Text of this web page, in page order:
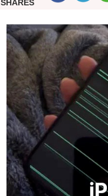
SHARES